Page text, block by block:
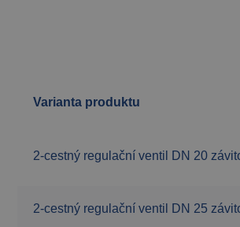
Varianta produktu
2-cestný regulační ventil DN 20
2-cestný regulační ventil DN 25